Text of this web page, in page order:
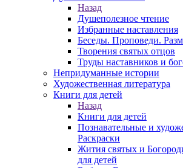
Назад
Душеполезное чтение
Избранные наставления
Беседы. Проповеди.
Творения святых отцов
Труды наставников и
Непридуманные истории
Художественная литература
Книги для детей
Назад
Книги для детей
Познавательные и
Раскраски
Жития святых и
для детей